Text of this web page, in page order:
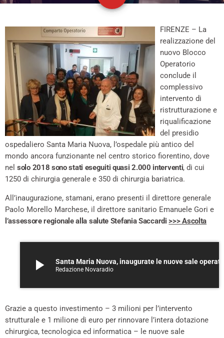
FIRENZE – La
realizzazione del
nuovo Blocco
Operatorio
conclude il
complessivo
intervento di
ristrutturazione e
riqualificazione
del presidio
ospedaliero Santa Maria Nuova, l’ospedale più antico del
mondo ancora funzionante nel centro storico fiorentino, dove
nel solo 2018 sono stati eseguiti quasi 2.000 interventi, di cui
1250 di chirurgia generale e 350 di chirurgia bariatrica.
All’inaugurazione, stamani, erano presenti il direttore generale
Paolo Morello Marchese, il direttore sanitario Emanuele Gori e
l’assessore regionale alla salute Stefania Saccardi >>> Ascolta
play_arrow Redazione Novaradio
Grazie a questo investimento – 3 milioni per l’intervento
strutturale e 1 milione di euro per rinnovare l’intera dotazione
chirurgica, tecnologica ed informatica – le nuove sale